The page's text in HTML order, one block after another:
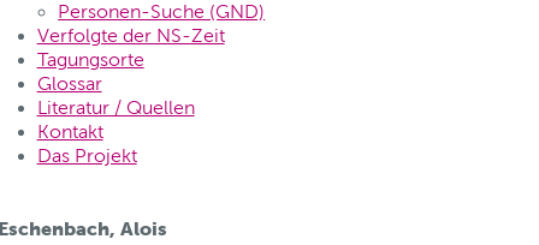
Personen-Suche (GND)
Verfolgte der NS-Zeit
Tagungsorte
Glossar
Literatur / Quellen
Kontakt
Das Projekt
Alois